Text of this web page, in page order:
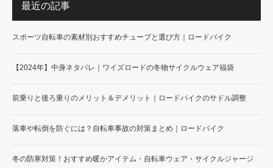
最近の記事
スポーツ自転車の素材別おすすめチューブと選び方｜ロードバイク
【2024年】中身ネタバレ｜ワイズロードの冬物サイクルウェア福袋
前乗りと後ろ乗りのメリット＆デメリット｜ロードバイクのサドル調整
落車や転倒を防ぐには？自転車事故の対策まとめ｜ロードバイク
冬の防寒対策！おすすめ暖かアイテム・自転車ウェア・サイクルジャージ